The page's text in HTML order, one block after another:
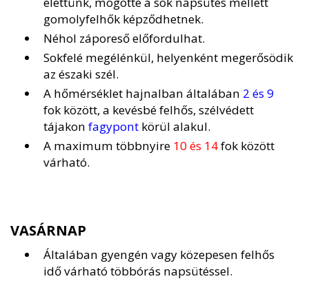
gomolyfelhők képződhetnek.
Néhol záporeső előfordulhat.
Sokfelé megélénkül, helyenként megerősödik
az északi szél.
A hőmérséklet hajnalban általában 2 és 9
fok között, a kevésbé felhős, szélvédett
tájakon fagypont körül alakul.
A maximum többnyire 10 és 14fok között
várható.
VASÁRNAP
Általában gyengén vagy közepesen felhős
idő várható többórás napsütéssel.